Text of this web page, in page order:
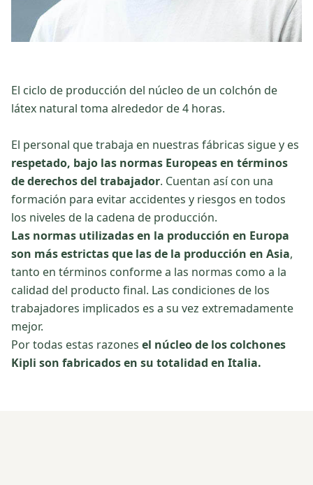
El ciclo de producción del núcleo de un colchón de
látex natural toma alrededor de 4 horas.
El personal que trabaja en nuestras fábricas sigue y es
respetado, bajo las normas Europeas en términos
de derechos del trabajador. Cuentan así con una
formación para evitar accidentes y riesgos en todos
los niveles de la cadena de producción.
Las normas utilizadas en la producción en Europa
son más estrictas que las de la producción en Asia,
tanto en términos conforme a las normas como a la
calidad del producto final. Las condiciones de los
trabajadores implicados es a su vez extremadamente
mejor.
Por todas estas razones el núcleo de los colchones
Kipli son fabricados en su totalidad en Italia.